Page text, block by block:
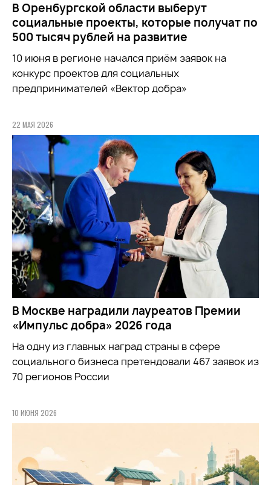
В Оренбургской области выберут
социальные проекты, которые получат по
500 тысяч рублей на развитие
10 июня в регионе начался приём заявок на
конкурс проектов для социальных
предпринимателей «Вектор добра»
22 МАЯ 2026
В Москве наградили лауреатов Премии
«Импульс добра» 2026 года
На одну из главных наград страны в сфере
социального бизнеса претендовали 467 заявок из
70 регионов России
10 ИЮНЯ 2026